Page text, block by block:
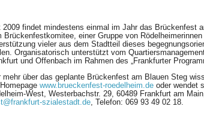
2009 findet mindestens einmal im Jahr das Brückenfest
Brückenfestkomitee, einer Gruppe von
vieler aus dem Stadtteil dieses
Organisatorisch unterstützt vom
und Offenbach im Rahmen des „Frankfurter
mehr über das geplante Brückenfest am Blauen Steg
www.brueckenfest-roedelheim.de oder wendet
West, Westerbachstr. 29, 60489 Frankfurt am
szialestadt.de , Telefon: 069 93 49 02 18.